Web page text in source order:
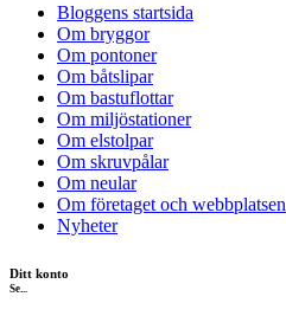
Bloggens startsida
Om bryggor
Om pontoner
Om båtslipar
Om bastuflottar
Om miljöstationer
Om elstolpar
Om skruvpålar
Om neular
Om företaget och webbplatsen
Nyheter
Ditt konto
Se...